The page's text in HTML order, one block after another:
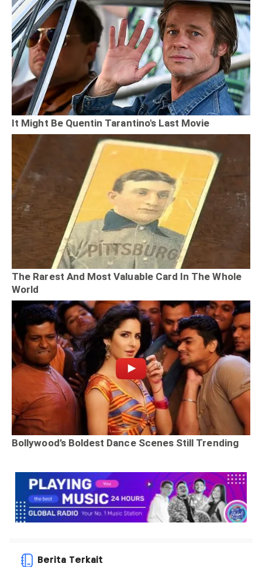
Berita Terkait